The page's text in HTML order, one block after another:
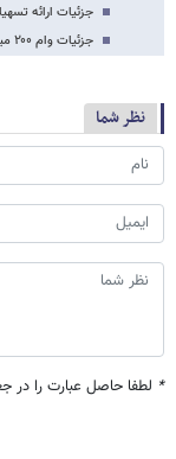
جزئیات ارائه تسهیلات ۳۰۰ تا ۵۰۰ میلیونی
جزئیات وام ۲۰۰ میلیون تومانی بدون ضامن / چه کسانی مشمول دریافت می‌شوند؟
نظر شما
* لطفا حاصل عبارت را در